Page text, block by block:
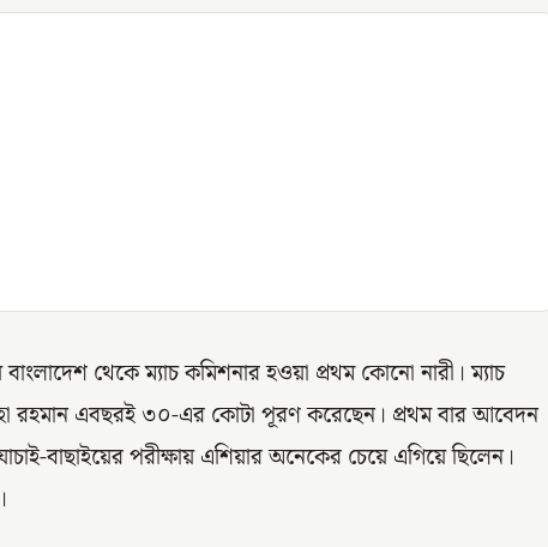
থেকে ম্যাচ কমিশনার হওয়া প্রথম কোনো নারী। ম্যাচ
রহমান এবছরই ৩০-এর কোটা পূরণ করেছেন। প্রথম বার আবেদন
বাছাইয়ের পরীক্ষায় এশিয়ার অনেকের চেয়ে এগিয়ে ছিলেন।